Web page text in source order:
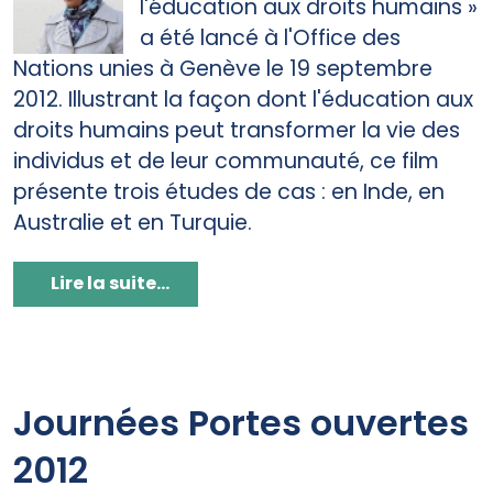
l'éducation aux droits humains »
a été lancé à l'Office des
Nations unies à Genève le 19 septembre
2012. Illustrant la façon dont l'éducation aux
droits humains peut transformer la vie des
individus et de leur communauté, ce film
présente trois études de cas : en Inde, en
Australie et en Turquie.
Lire la suite...
Journées Portes ouvertes
2012